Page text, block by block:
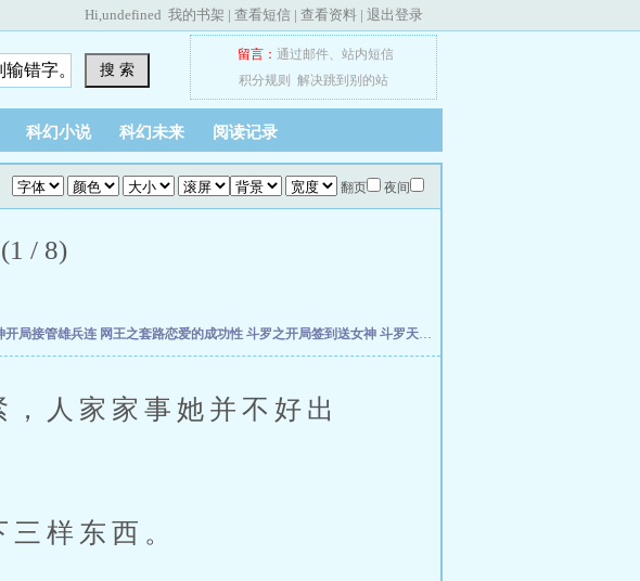
Hi,undefined 我的书架 | 查看短信 | 查看资料 | 退出登录
搜 索
留言： 通过邮件、 站内短信
积分规则
解决跳到别的站
科幻小说 科幻未来 阅读记录
翻页 夜间
/ 8)
开局接管雄兵连 网王之套路恋爱的成功性 斗罗之开局签到送女神 斗罗天榜，我的三生武魂瞒不住了
家家事她并不好出
样东西。